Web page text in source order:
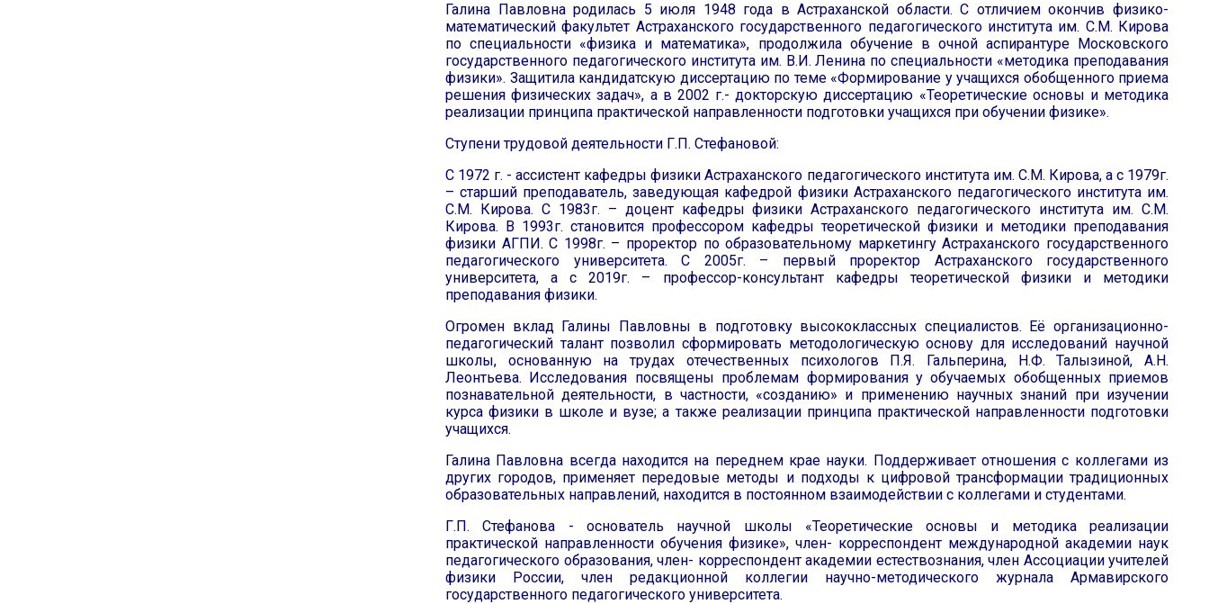
Галина Павловна родилась 5 июля 1948 года в Астраханской области. С отличием окончив физико-
математический факультет Астраханского государственного педагогического института им. С.М. Кирова
по специальности «физика и математика», продолжила обучение в очной аспирантуре Московского
государственного педагогического института им. В.И. Ленина по специальности «методика преподавания
физики». Защитила кандидатскую диссертацию по теме «Формирование у учащихся обобщенного приема
решения физических задач», а в 2002 г.- докторскую диссертацию «Теоретические основы и методика
реализации принципа практической направленности подготовки учащихся при обучении физике».
Ступени трудовой деятельности Г.П. Стефановой:
С 1972 г. - ассистент кафедры физики Астраханского педагогического института им. С.М. Кирова, а с 1979г.
– старший преподаватель, заведующая кафедрой физики Астраханского педагогического института им.
С.М. Кирова. С 1983г. – доцент кафедры физики Астраханского педагогического института им. С.М.
Кирова. В 1993г. становится профессором кафедры теоретической физики и методики преподавания
физики АГПИ. С 1998г. – проректор по образовательному маркетингу Астраханского государственного
педагогического университета. С 2005г. – первый проректор Астраханского государственного
университета, а с 2019г. – профессор-консультант кафедры теоретической физики и методики
преподавания физики.
Огромен вклад Галины Павловны в подготовку высококлассных специалистов. Её организационно-
педагогический талант позволил сформировать методологическую основу для исследований научной
школы, основанную на трудах отечественных психологов П.Я. Гальперина, Н.Ф. Талызиной, А.Н.
Леонтьева. Исследования посвящены проблемам формирования у обучаемых обобщенных приемов
познавательной деятельности, в частности, «созданию» и применению научных знаний при изучении
курса физики в школе и вузе; а также реализации принципа практической направленности подготовки
учащихся.
Галина Павловна всегда находится на переднем крае науки. Поддерживает отношения с коллегами из
других городов, применяет передовые методы и подходы к цифровой трансформации традиционных
образовательных направлений, находится в постоянном взаимодействии с коллегами и студентами.
Г.П. Стефанова - основатель научной школы «Теоретические основы и методика реализации
практической направленности обучения физике», член- корреспондент международной академии наук
педагогического образования, член- корреспондент академии естествознания, член Ассоциации учителей
физики России, член редакционной коллегии научно-методического журнала Армавирского
государственного педагогического университета.